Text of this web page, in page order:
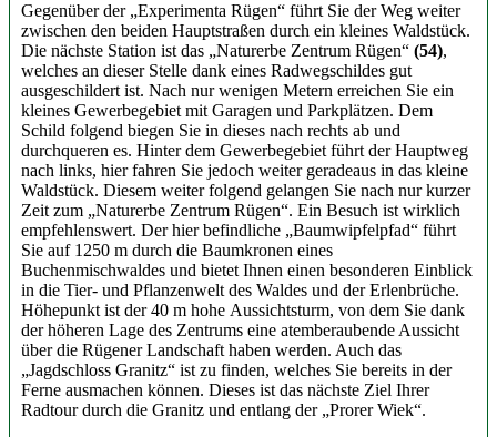
Gegenüber der „Experimenta Rügen“ führt Sie der Weg weiter
zwischen den beiden Hauptstraßen durch ein kleines Waldstück.
Die nächste Station ist das „Naturerbe Zentrum Rügen“ (54),
welches an dieser Stelle dank eines Radwegschildes gut
ausgeschildert ist. Nach nur wenigen Metern erreichen Sie ein
kleines Gewerbegebiet mit Garagen und Parkplätzen. Dem
Schild folgend biegen Sie in dieses nach rechts ab und
durchqueren es. Hinter dem Gewerbegebiet führt der Hauptweg
nach links, hier fahren Sie jedoch weiter geradeaus in das kleine
Waldstück. Diesem weiter folgend gelangen Sie nach nur kurzer
Zeit zum „Naturerbe Zentrum Rügen“. Ein Besuch ist wirklich
empfehlenswert. Der hier befindliche „Baumwipfelpfad“ führt
Sie auf 1250 m durch die Baumkronen eines
Buchenmischwaldes und bietet Ihnen einen besonderen Einblick
in die Tier- und Pflanzenwelt des Waldes und der Erlenbrüche.
Höhepunkt ist der 40 m hohe Aussichtsturm, von dem Sie dank
der höheren Lage des Zentrums eine atemberaubende Aussicht
über die Rügener Landschaft haben werden. Auch das
„Jagdschloss Granitz“ ist zu finden, welches Sie bereits in der
Ferne ausmachen können. Dieses ist das nächste Ziel Ihrer
Radtour durch die Granitz und entlang der „Prorer Wiek“.